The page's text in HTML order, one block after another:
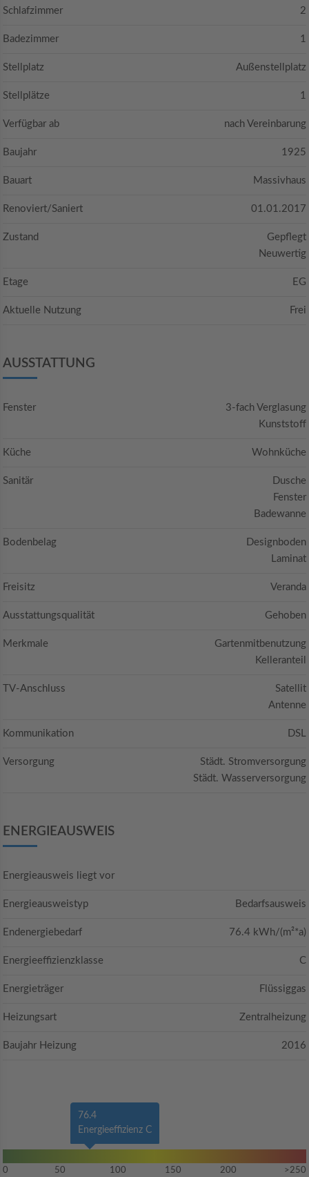
Schlafzimmer 2
Badezimmer 1
Stellplatz Außenstellplatz
Stellplätze 1
Verfügbar ab nach Vereinbarung
Baujahr 1925
Bauart Massivhaus
Renoviert/Saniert 01.01.2017
Zustand
Gepflegt
Neuwertig
Etage EG
Aktuelle Nutzung Frei
AUSSTATTUNG
Fenster
3-fach Verglasung
Kunststoff
Küche Wohnküche
Sanitär
Dusche
Fenster
Badewanne
Bodenbelag
Designboden
Laminat
Freisitz Veranda
Ausstattungsqualität Gehoben
Merkmale
Gartenmitbenutzung
Kelleranteil
TV-Anschluss
Satellit
Antenne
Kommunikation DSL
Versorgung
Städt. Stromversorgung
Städt. Wasserversorgung
ENERGIEAUSWEIS
Energieausweis liegt vor
Energieausweistyp Bedarfsausweis
Endenergiebedarf 76.4 kWh/(m²*a)
Energieeffizienzklasse C
Energieträger Flüssiggas
Heizungsart Zentralheizung
Baujahr Heizung 2016
76.4
Energieeffizienz C
0 50 100 150 200 >250